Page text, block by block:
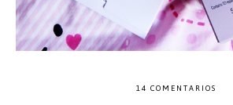
14 COMENTARIOS